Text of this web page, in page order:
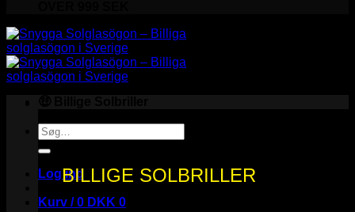
Søg
efter:
Log ind
Kurv /0 DKK 0
BILLIGE SOLBRILLER